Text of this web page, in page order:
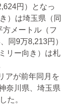
円）となっ
）は埼玉県（同
メートル（フ
同9万8,213円）
リー向き）は札
アが前年同月を
奈川県、埼玉県
た。